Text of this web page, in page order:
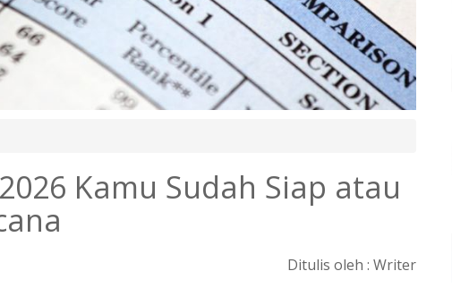
Kamu Sudah Siap atau
Ditulis oleh : Writer